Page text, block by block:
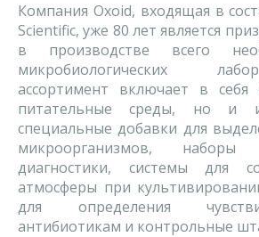
Компания Oxoid, входящая в
Scientific, уже 80 лет является
в производстве всего
микробиологических
ассортимент включает в
питательные среды, но и
специальные добавки для
микроорганизмов,
диагностики, системы для
атмосферы при
для определения
антибиотикам и контрольные